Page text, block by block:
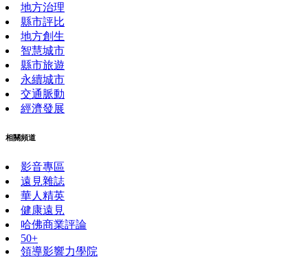
地方治理
縣市評比
地方創生
智慧城市
縣市旅遊
永續城市
交通脈動
經濟發展
相關頻道
影音專區
遠見雜誌
華人精英
健康遠見
哈佛商業評論
50+
領導影響力學院